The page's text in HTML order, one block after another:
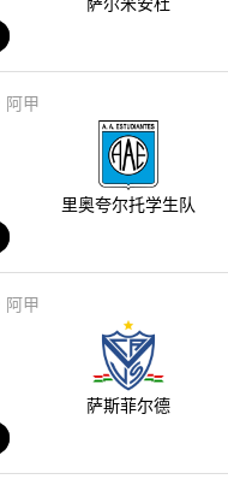
阿甲
里奥夸尔托学生队
阿甲
萨斯菲尔德